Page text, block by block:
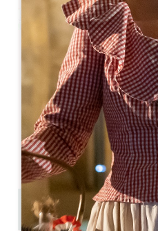
En
Balade et
Place des
33330
05 57
Pónganse en
Copiar código GPS